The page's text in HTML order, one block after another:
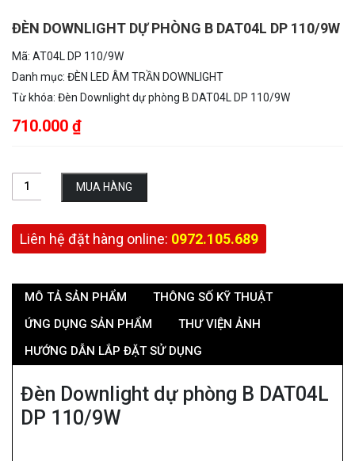
ĐÈN DOWNLIGHT DỰ PHÒNG B DAT04L DP 110/9W
Mã: AT04L DP 110/9W
Danh mục: ĐÈN LED ÂM TRẦN DOWNLIGHT
Từ khóa: Đèn Downlight dự phòng B DAT04L DP 110/9W
710.000 ₫
MUA HÀNG
Liên hệ đặt hàng online: 0972.105.689
MÔ TẢ SẢN PHẨM
THÔNG SỐ KỸ THUẬT
ỨNG DỤNG SẢN PHẨM
THƯ VIỆN ẢNH
HƯỚNG DẪN LẮP ĐẶT SỬ DỤNG
Đèn Downlight dự phòng B DAT04L
DP 110/9W